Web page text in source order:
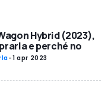
Hybrid (2023),
e perché no
-1 apr 2023